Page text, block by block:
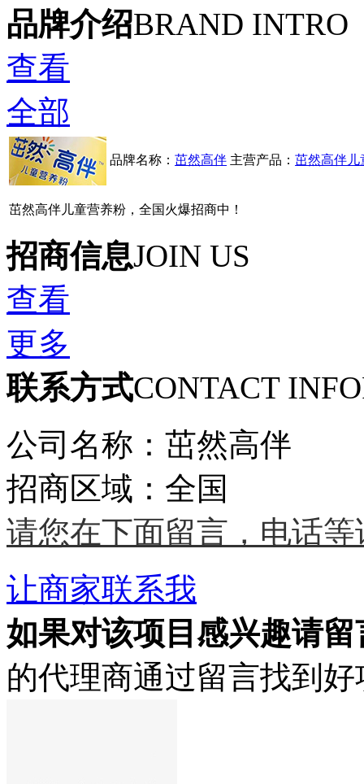
品牌介绍BRAND INTRO
查看
全部
品牌名称： 茁然高伴 主营产品： 茁然高伴儿
茁然高伴儿童营养粉‌，全国火爆招商中！
招商信息JOIN US
查看
更多
联系方式CONTACT
公司名称：茁然高伴
招商区域：全国
请您在下面留言，电话
让商家联系我
如果对该项目感兴趣请留
的代理商通过留言找到